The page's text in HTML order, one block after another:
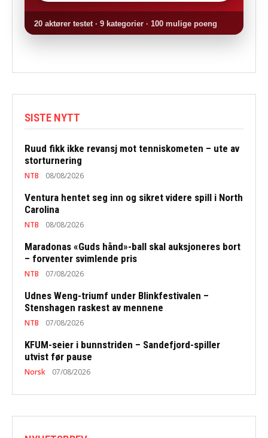
20 aktører testet · 9 kategorier · 100 mulige poeng
SISTE NYTT
Ruud fikk ikke revansj mot tenniskometen – ute av
storturnering
NTB 08/08/2026
Ventura hentet seg inn og sikret videre spill i North
Carolina
NTB 08/08/2026
Maradonas «Guds hånd»-ball skal auksjoneres bort
– forventer svimlende pris
NTB 07/08/2026
Udnes Weng-triumf under Blinkfestivalen –
Stenshagen raskest av mennene
NTB 07/08/2026
KFUM-seier i bunnstriden – Sandefjord-spiller
utvist før pause
Norsk 07/08/2026